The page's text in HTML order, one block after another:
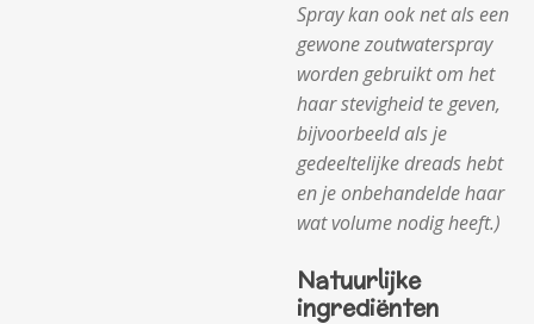
Spray kan ook net als een
gewone zoutwaterspray
worden gebruikt om het
haar stevigheid te geven,
bijvoorbeeld als je
gedeeltelijke dreads hebt
en je onbehandelde haar
wat volume nodig heeft.)
Natuurlijke
ingrediënten